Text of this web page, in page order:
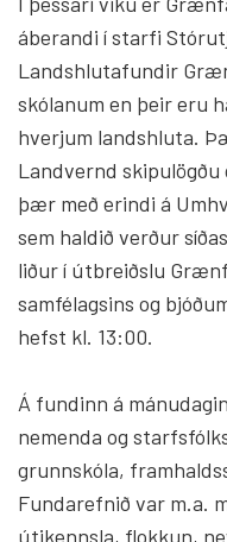
áberandi í starfi
Landshlutafundir
skólanum en þeir eru
hverjum landshluta.
Landvernd
þær með erindi á
sem haldið verður
liður í útbreiðslu
samfélagsins og
hefst kl. 13:00.
Á fundinn á
nemenda og
grunnskóla,
Fundarefnið var m.a.
útikennsla, flokkun,